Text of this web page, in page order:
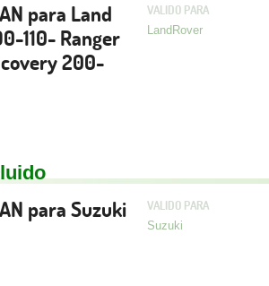
para Land
110- Ranger
200-
VALIDO PARA
LandRover
para Suzuki
VALIDO PARA
Suzuki